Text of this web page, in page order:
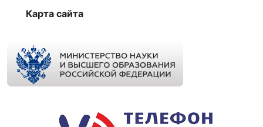
Карта сайта